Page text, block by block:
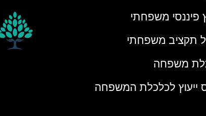
פיננסי משפחתי
תקציב משפחתי
משפחה
ייעוץ לכלכלת המשפחה